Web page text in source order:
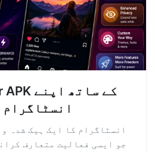
جو ایسی فعالیت متعارف